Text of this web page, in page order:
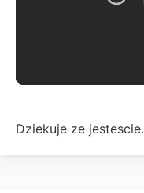
Dziekuje ze jestescie.